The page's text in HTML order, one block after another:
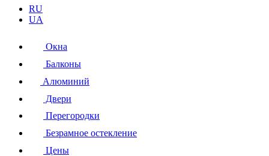
RU
UA
Окна
Балконы
Алюминий
Двери
Перегородки
Безрамное остекление
Цены